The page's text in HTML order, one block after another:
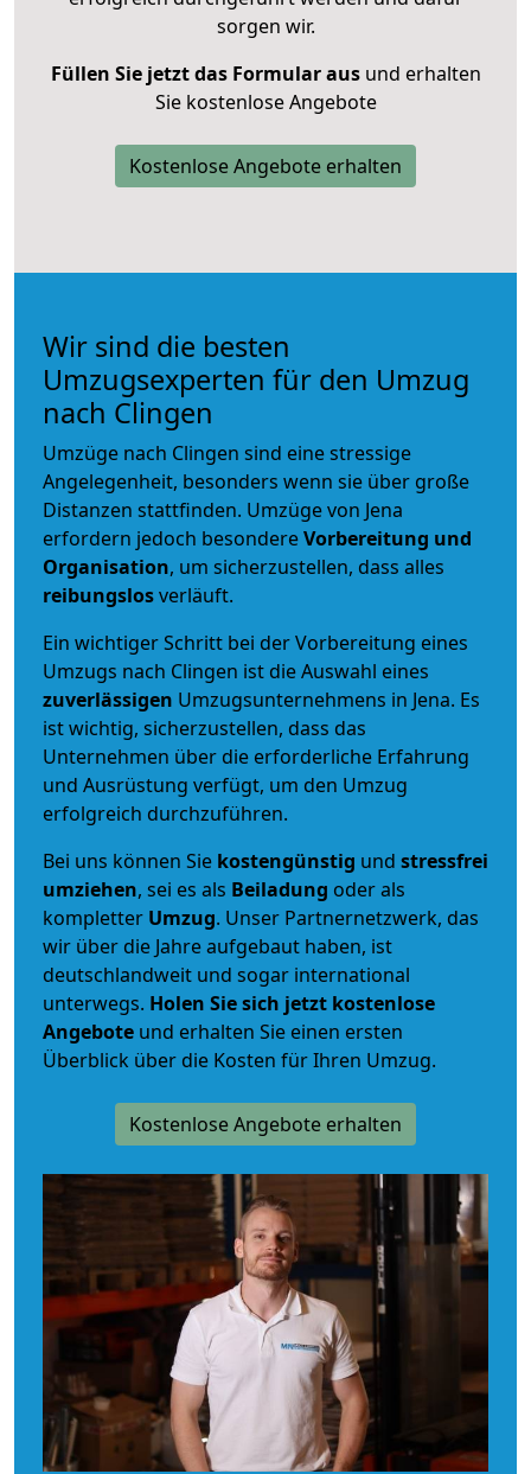
sorgen wir.
Füllen Sie jetzt das Formular ausund erhalten
Sie kostenlose Angebote
Kostenlose Angebote erhalten
Wir sind die besten
Umzugsexperten für den Umzug
nach Clingen
Umzüge nach Clingen sind eine stressige
Angelegenheit, besonders wenn sie über große
Distanzen stattfinden. Umzüge von Jena
erfordern jedoch besondereVorbereitung und
Organisation, um sicherzustellen, dass alles
reibungslosverläuft.
Ein wichtiger Schritt bei der Vorbereitung eines
Umzugs nach Clingen ist die Auswahl eines
zuverlässigen Umzugsunternehmens in Jena. Es
ist wichtig, sicherzustellen, dass das
Unternehmen über die erforderliche Erfahrung
und Ausrüstung verfügt, um den Umzug
erfolgreich durchzuführen.
Bei uns können Sie kostengünstig und stressfrei
umziehen, sei es als Beiladung oder als
kompletter Umzug. Unser Partnernetzwerk, das
wir über die Jahre aufgebaut haben, ist
deutschlandweit und sogar international
unterwegs. Holen Sie sich jetzt kostenlose
Angebote und erhalten Sie einen ersten
Überblick über die Kosten für Ihren Umzug.
Kostenlose Angebote erhalten